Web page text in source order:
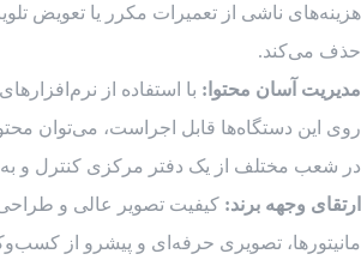
هزینه‌های ناشی از تعمیرات مکرر یا تعویض
حذف می‌کند.
مدیریت آسان محتوا: با استفاده از
روی این دستگاه‌ها قابل اجراست، می‌توان
در شعب مختلف از یک دفتر مرکزی کنترل و
ارتقای وجهه برند: کیفیت تصویر عالی و
مانیتورها، تصویری حرفه‌ای و پیشرو از